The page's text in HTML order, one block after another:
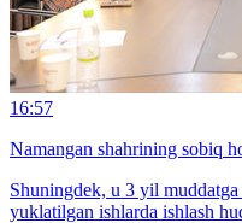
16:57
Namangan shahrining sobiq
Shuningdek, u 3 yil
yuklatilgan ishlarda ishlash